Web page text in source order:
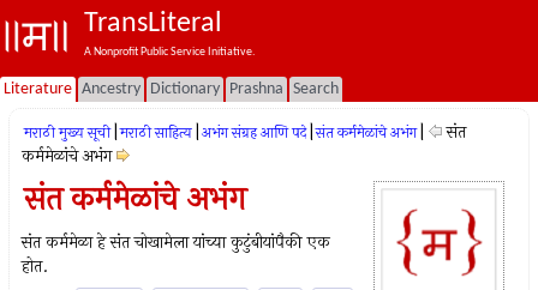
TransLiteral
A Nonprofit Public Service Initiative.
Literature Ancestry Dictionary Prashna Search
मराठी मुख्य सूची मराठी साहित्य अभंग संग्रह आणि पदे संत कर्ममेळांचे अभंग
संत
कर्ममेळांचे अभंग
संत कर्ममेळांचे अभंग
संत कर्ममेळा हे संत चोखामेला यांच्या कुटुंबीयांपैकी एक
होत.